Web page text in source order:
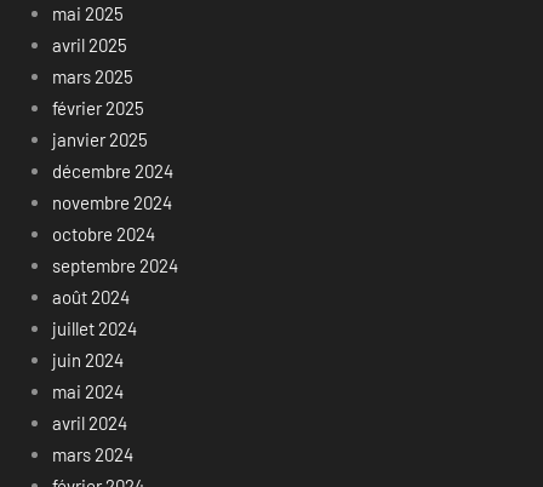
mai 2025
avril 2025
mars 2025
février 2025
janvier 2025
décembre 2024
novembre 2024
octobre 2024
septembre 2024
août 2024
juillet 2024
juin 2024
mai 2024
avril 2024
mars 2024